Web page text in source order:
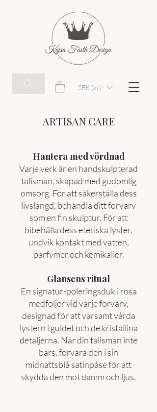
SEK (kr)
ARTISAN CARE
Hantera med vördnad
Varje verk är en handskulpterad
talisman, skapad med gudomlig
omsorg. För att säkerställa dess
livslängd, behandla ditt förvärv
som en fin skulptur. För att
bibehålla dess eteriska lyster,
undvik kontakt med vatten,
parfymer och kemikalier.
Glansens ritual
En signatur-poleringsduk i rosa
medföljer vid varje förvärv,
designad för att varsamt vårda
lystern i guldet och de kristallina
detaljerna. När din talisman inte
bärs, förvara den i sin
midnattsblå satinpåse för att
skydda den mot damm och ljus.